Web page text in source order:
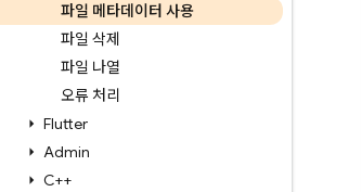
파일 메타데이터 사용
파일 삭제
파일 나열
오류 처리
Flutter
Admin
C++